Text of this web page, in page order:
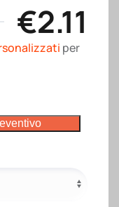
€2.11
per